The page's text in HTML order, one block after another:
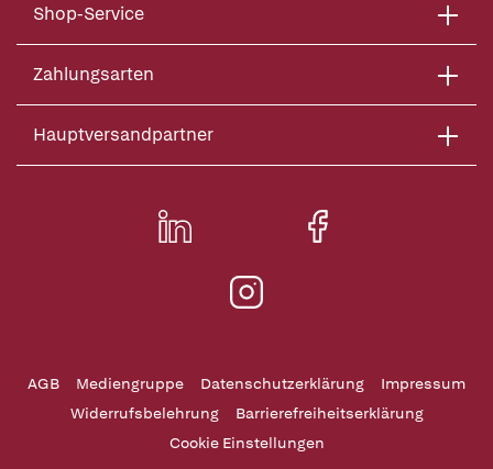
Shop-Service
Zahlungsarten
Hauptversandpartner
AGB Mediengruppe Datenschutzerklärung
Impressum
Widerrufsbelehrung
Barrierefreiheitserklärung
Cookie Einstellungen